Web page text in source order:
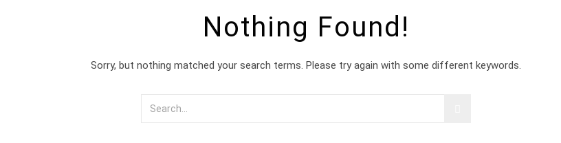
Nothing Found!
Sorry, but nothing matched your search terms. Please try again with some different keywords.